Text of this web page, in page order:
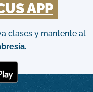
APP
clases y mantente al